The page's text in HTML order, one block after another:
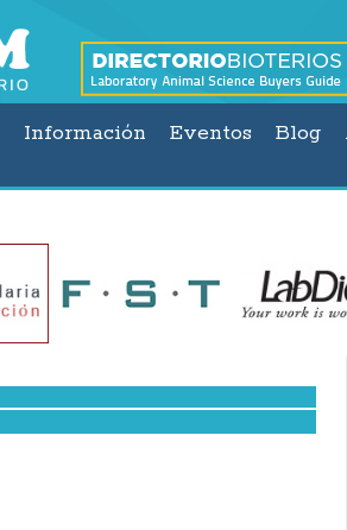
Información Eventos Blog